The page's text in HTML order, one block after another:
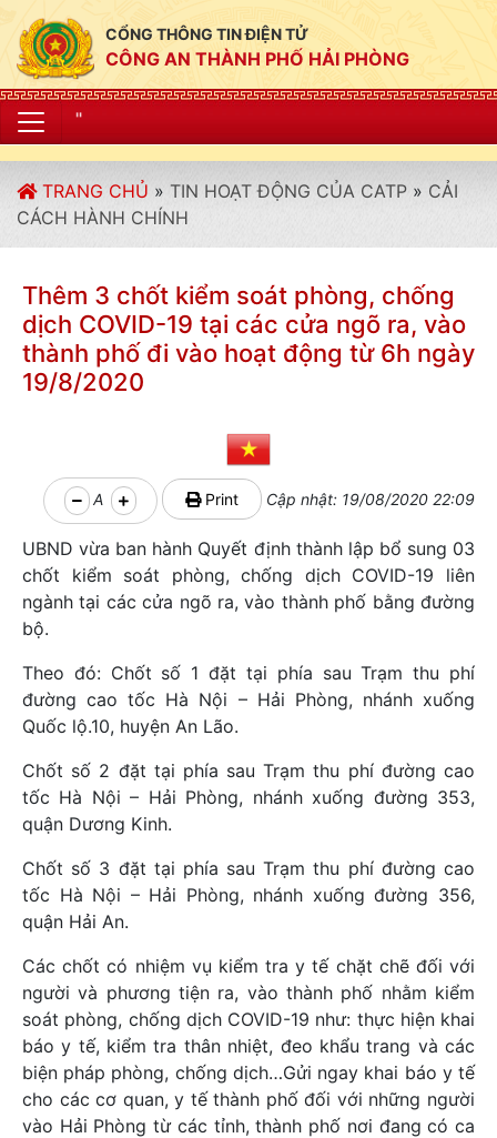
CỔNG THÔNG TIN ĐIỆN TỬ
CÔNG AN THÀNH PHỐ HẢI PHÒNG
TRANG CHỦ » TIN HOẠT ĐỘNG CỦA CATP » CẢI
CÁCH HÀNH CHÍNH
Thêm 3 chốt kiểm soát phòng, chống
dịch COVID-19 tại các cửa ngõ ra, vào
thành phố đi vào hoạt động từ 6h ngày
19/8/2020
A Print Cập nhật: 19/08/2020 22:09
UBND vừa ban hành Quyết định thành lập bổ sung 03
chốt kiểm soát phòng, chống dịch COVID-19 liên
ngành tại các cửa ngõ ra, vào thành phố bằng đường
bộ.
Theo đó: Chốt số 1 đặt tại phía sau Trạm thu phí
đường cao tốc Hà Nội – Hải Phòng, nhánh xuống
Quốc lộ.10, huyện An Lão.
Chốt số 2 đặt tại phía sau Trạm thu phí đường cao
tốc Hà Nội – Hải Phòng, nhánh xuống đường 353,
quận Dương Kinh.
Chốt số 3 đặt tại phía sau Trạm thu phí đường cao
tốc Hà Nội – Hải Phòng, nhánh xuống đường 356,
quận Hải An.
Các chốt có nhiệm vụ kiểm tra y tế chặt chẽ đối với
người và phương tiện ra, vào thành phố nhằm kiểm
soát phòng, chống dịch COVID-19 như: thực hiện khai
báo y tế, kiểm tra thân nhiệt, đeo khẩu trang và các
biện pháp phòng, chống dịch…Gửi ngay khai báo y tế
cho các cơ quan, y tế thành phố đối với những người
vào Hải Phòng từ các tỉnh, thành phố nơi đang có ca